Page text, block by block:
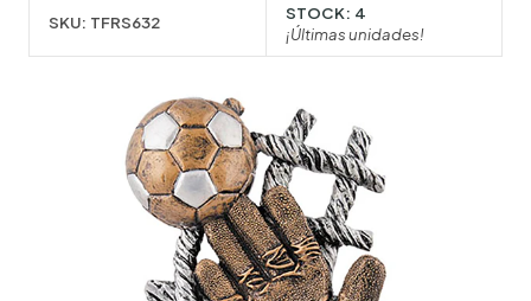
SKU: TFRS632 STOCK: 4
¡Últimas unidades!